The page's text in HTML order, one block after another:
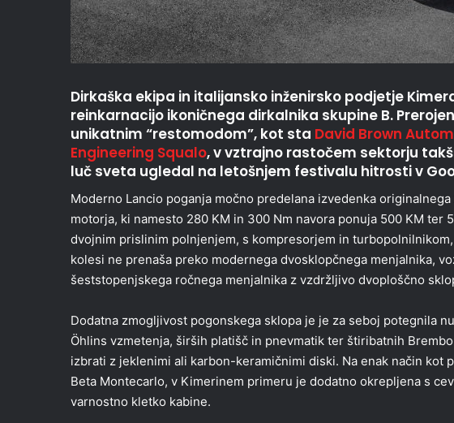
Dirkaška ekipa in italijansko inženirsko podjetje
reinkarnacijo ikoničnega dirkalnika skupine B.
unikatnim “restomodom”, kot sta David Brown
Engineering Squalo, v vztrajno rastočem sektorju
luč sveta ugledal na letošnjem festivalu hitrosti v
Moderno Lancio poganja močno predelana izvedenka
motorja, ki namesto 280 KM in 300 Nm navora ponuja 500 KM ter
dvojnim prislinim polnjenjem, s kompresorjem in
kolesi ne prenaša preko modernega dvosklopčnega menjalnika,
šeststopenjskega ročnega menjalnika z vzdržljivo dvoploščno
Dodatna zmogljivost pogonskega sklopa je je za seboj potegnila
Öhlins vzmetenja, širših platišč in pnevmatik ter štiribatnih
izbrati z jeklenimi ali karbon-keramičnimi diski. Na enak način kot
Beta Montecarlo, v Kimerinem primeru je dodatno okrepljena s
varnostno kletko kabine.